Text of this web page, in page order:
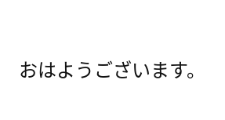
おはようございます。